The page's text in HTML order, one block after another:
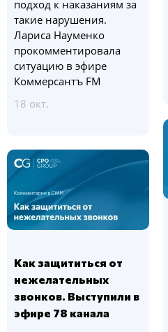
подход к наказаниям за
такие нарушения.
Лариса Науменко
прокомментировала
ситуацию в эфире
Коммерсантъ FM
18 окт.
Как защититься от
нежелательных
звонков. Выступили в
эфире 78 канала